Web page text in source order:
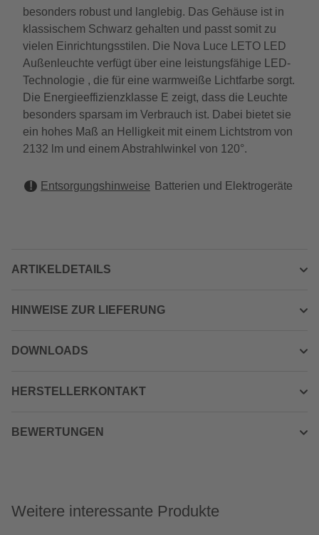
besonders robust und langlebig. Das Gehäuse ist in
klassischem Schwarz gehalten und passt somit zu
vielen Einrichtungsstilen. Die Nova Luce LETO LED
Außenleuchte verfügt über eine leistungsfähige LED-
Technologie , die für eine warmweiße Lichtfarbe sorgt.
Die Energieeffizienzklasse E zeigt, dass die Leuchte
besonders sparsam im Verbrauch ist. Dabei bietet sie
ein hohes Maß an Helligkeit mit einem Lichtstrom von
2132 lm und einem Abstrahlwinkel von 120°.
Entsorgungshinweise Batterien und Elektrogeräte
ARTIKELDETAILS
HINWEISE ZUR LIEFERUNG
DOWNLOADS
HERSTELLERKONTAKT
BEWERTUNGEN
Weitere interessante Produkte